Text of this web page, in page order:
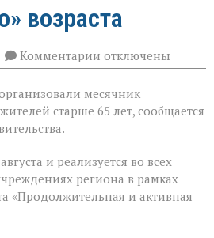
возраста
Комментарии к
записи
Дону
проходит
месячник
людей
«серебряного»
возраста
отключены
месячник
старше 65 лет, сообщается
и реализуется во всех
региона в рамках
«Продолжительная и активная